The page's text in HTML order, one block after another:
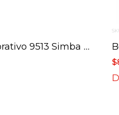
Boton Decorativo 9513 Simba Timon And Pumbaa Disney